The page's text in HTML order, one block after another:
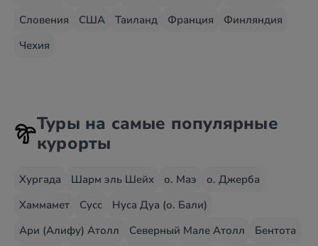
Словения
США Таиланд Франция
Финляндия
Чехия
Туры на самые популярные
курорты
Хургада Шарм эль Шейх о. Маэ
о. Джерба
Хаммамет
Сусс
Нуса Дуа (о. Бали)
Ари (Алифу) Атолл
Северный Мале Атолл
Бентота